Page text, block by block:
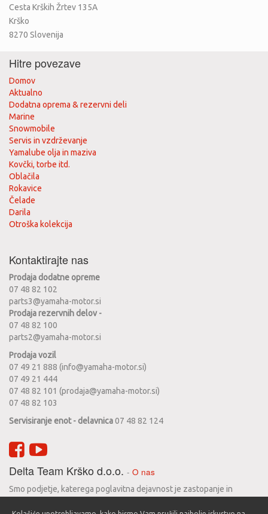
Cesta Krških Žrtev 135A
Krško
8270 Slovenija
Hitre povezave
Domov
Aktualno
Dodatna oprema & rezervni deli
Marine
Snowmobile
Servis in vzdrževanje
Yamalube olja in maziva
Kovčki, torbe itd.
Oblačila
Rokavice
Čelade
Darila
Otroška kolekcija
Kontaktirajte nas
Prodaja dodatne opreme
07 48 82 102
parts3@yamaha-motor.si
Prodaja rezervnih delov -
07 48 82 100
parts2@yamaha-motor.si
Prodaja vozil
07 49 21 888 (info@yamaha-motor.si)
07 49 21 444
07 48 82 101 (prodaja@yamaha-motor.si)
07 48 82 103
Servisiranje enot - delavnica07 48 82 124
Delta Team Krško d.o.o. - O nas
Smo podjetje, katerega poglavitna dejavnost je zastopanje in